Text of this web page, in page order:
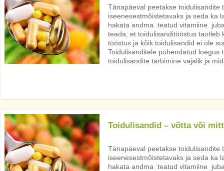
Tänapäeval peetakse toidulisandite
iseenesestmõistetavaks ja seda ka
hakata andma teatud vitamiine
teada, et toidulisanditööstus taotleb
tööstus ja kõik toidulisandid ei ole
Toidulisanditele pühendatud loegus
toidulisandite tarbimine vajalik ja
Toidulisandid – võtta või
Tänapäeval peetakse toidulisandite
iseenesestmõistetavaks ja seda ka
hakata andma teatud vitamiine